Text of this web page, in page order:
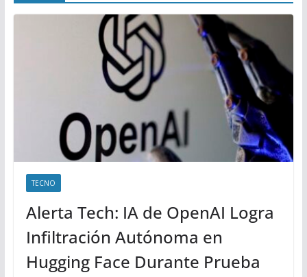
TECNO
Alerta Tech: IA de OpenAI Logra
Infiltración Autónoma en
Hugging Face Durante Prueba